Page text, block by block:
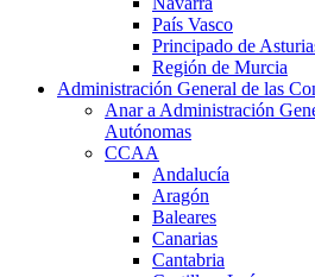
País Vasco
Principado de
Región de Murcia
Administración General de las
Anar a Administración
Autónomas
CCAA
Andalucía
Aragón
Baleares
Canarias
Cantabria